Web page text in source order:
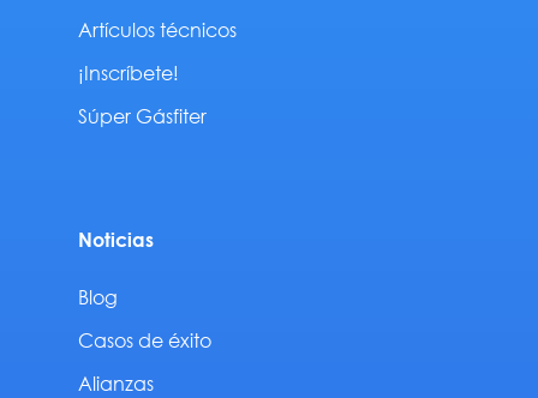
Artículos técnicos
¡Inscríbete!
Súper Gásfiter
Noticias
Blog
Casos de éxito
Alianzas